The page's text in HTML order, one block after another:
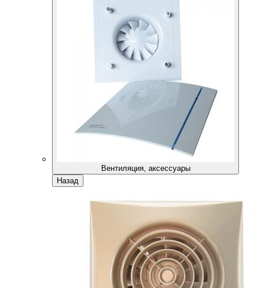
Вентиляция, аксессуары
Назад